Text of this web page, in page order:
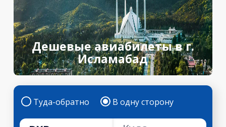
Дешевые авиабилеты в г.
Исламабад
Туда-обратно В одну сторону